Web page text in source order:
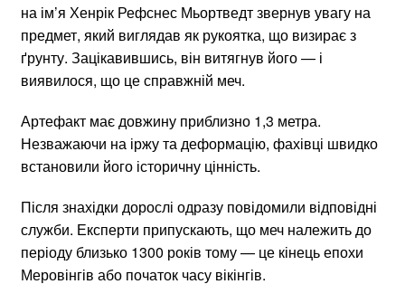
на ім’я Хенрік Рефснес Мьортведт звернув увагу на
предмет, який виглядав як рукоятка, що визирає з
ґрунту. Зацікавившись, він витягнув його — і
виявилося, що це справжній меч.
Артефакт має довжину приблизно 1,3 метра.
Незважаючи на іржу та деформацію, фахівці швидко
встановили його історичну цінність.
Після знахідки дорослі одразу повідомили відповідні
служби. Експерти припускають, що меч належить до
періоду близько 1300 років тому — це кінець епохи
Меровінгів або початок часу вікінгів.